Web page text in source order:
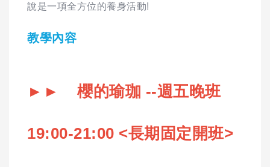
說是一項全方位的養身活動!
教學內容
►► 櫻的瑜珈 --週五晚班
19:00-21:00 <長期固定開班>